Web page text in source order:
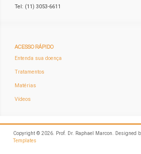
Tel: (11) 3053-6611
ACESSO RÁPIDO
Entenda sua doença
Tratamentos
Matérias
Vídeos
Copyright © 2026. Prof. Dr. Raphael Marcon. Designed
Templates